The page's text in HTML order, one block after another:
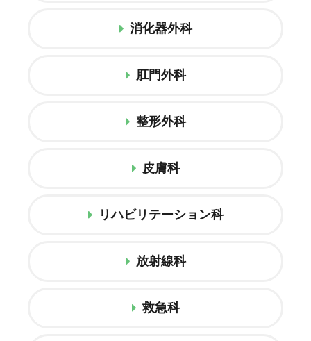
消化器外科
肛門外科
整形外科
皮膚科
リハビリテーション科
放射線科
救急科